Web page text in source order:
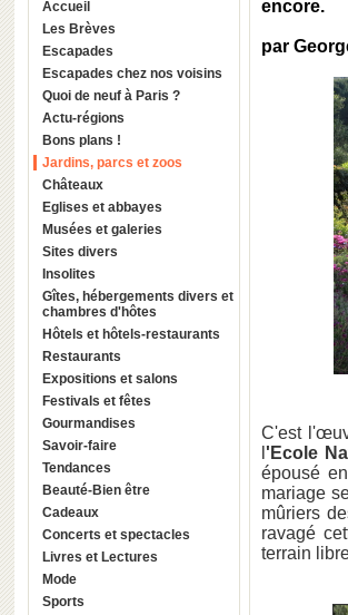
Accueil
Les Brèves
Escapades
Escapades chez nos voisins
Quoi de neuf à Paris ?
Actu-régions
Bons plans !
Jardins, parcs et zoos
Châteaux
Eglises et abbayes
Musées et galeries
Sites divers
Insolites
Gîtes, hébergements divers et
chambres d'hôtes
Hôtels et hôtels-restaurants
Restaurants
Expositions et salons
Festivals et fêtes
Gourmandises
Savoir-faire
Tendances
Beauté-Bien être
Cadeaux
Concerts et spectacles
Livres et Lectures
Mode
Sports
encore.
par
C'est
'Ecole
épousé
mariage
mûriers
ravagé
terrain